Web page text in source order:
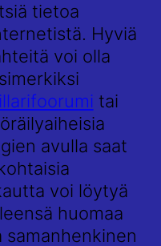
tietoa
Hyviä
voi olla
tai
avulla saat
voi löytyä
huomaa